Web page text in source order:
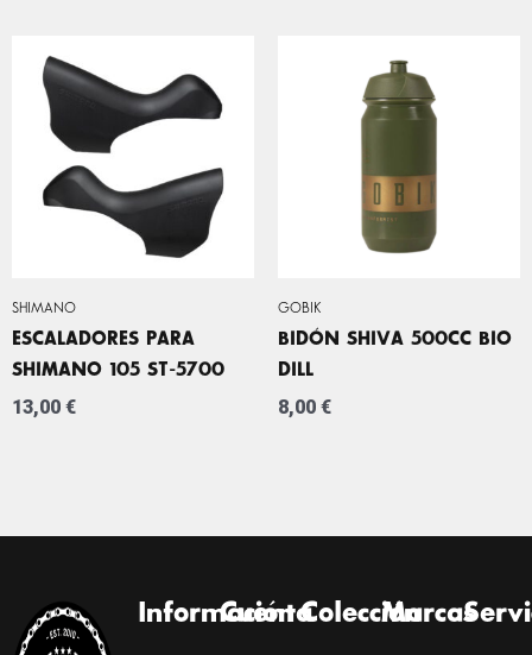
SHIMANO
ESCALADORES PARA
SHIMANO 105 ST-5700
13,00 €
GOBIK
BIDÓN SHIVA 500CC BIO
DILL
8,00 €
Información
CuentaColecciónMarcas